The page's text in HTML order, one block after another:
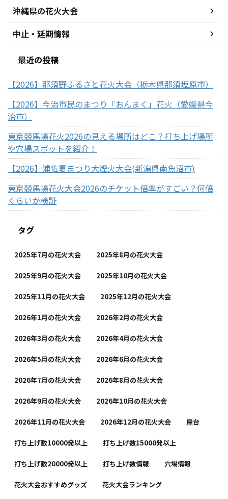
沖縄県の花火大会
中止・延期情報
最近の投稿
【2026】那須野ふるさと花火大会（栃木県那須塩原市）
【2026】今治市民のまつり「おんまく」花火（愛媛県今
治市）
東京競馬場花火2026の見える場所はどこ？打ち上げ場所
や穴場スポットを紹介！
【2026】浦佐夏まつり大煙火大会(新潟県南魚沼市)
東京競馬場花火大会2026のチケット倍率がすごい？何倍
くらいか検証
タグ
2025年7月の花火大会 2025年8月の花火大会
2025年9月の花火大会 2025年10月の花火大会
2025年11月の花火大会 2025年12月の花火大会
2026年1月の花火大会 2026年2月の花火大会
2026年3月の花火大会 2026年4月の花火大会
2026年5月の花火大会 2026年6月の花火大会
2026年7月の花火大会 2026年8月の花火大会
2026年9月の花火大会 2026年10月の花火大会
2026年11月の花火大会 2026年12月の花火大会 屋台
打ち上げ数10000発以上 打ち上げ数15000発以上
打ち上げ数20000発以上 打ち上げ数情報 穴場情報
花火大会おすすめグッズ 花火大会ランキング